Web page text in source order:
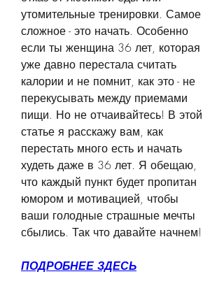
утомительные тренировки. Самое
сложное - это начать. Особенно
если ты женщина 36 лет, которая
уже давно перестала считать
калории и не помнит, как это - не
перекусывать между приемами
пищи. Но не отчаивайтесь! В этой
статье я расскажу вам, как
перестать много есть и начать
худеть даже в 36 лет. Я обещаю,
что каждый пункт будет пропитан
юмором и мотивацией, чтобы
ваши голодные страшные мечты
сбылись. Так что давайте начнем!
ПОДРОБНЕЕ ЗДЕСЬ